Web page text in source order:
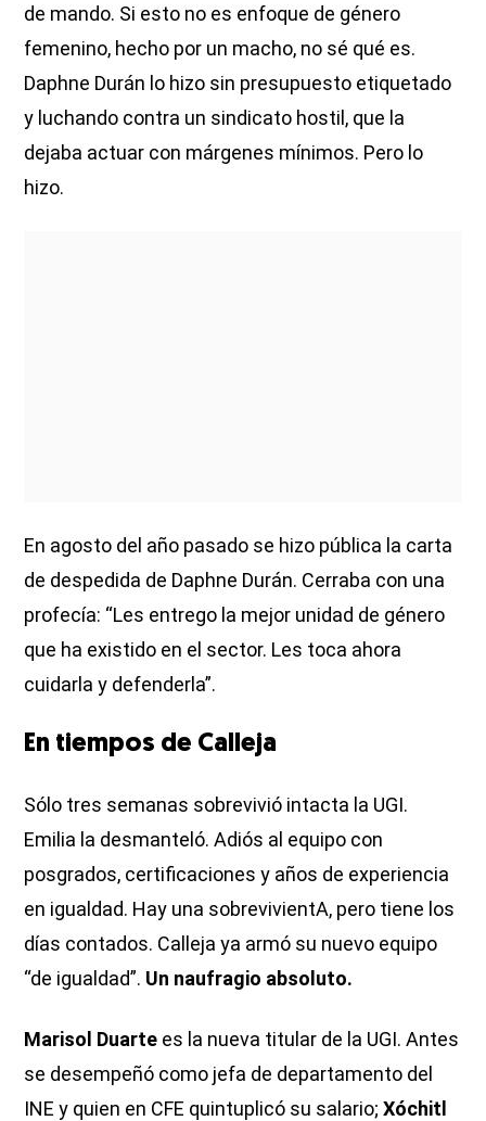
de mando. Si esto no es enfoque de género
femenino, hecho por un macho, no sé qué es.
Daphne Durán lo hizo sin presupuesto etiquetado
y luchando contra un sindicato hostil, que la
dejaba actuar con márgenes mínimos. Pero lo
hizo.
En agosto del año pasado se hizo pública la carta
de despedida de Daphne Durán. Cerraba con una
profecía: “Les entrego la mejor unidad de género
que ha existido en el sector. Les toca ahora
cuidarla y defenderla”.
En tiempos de Calleja
Sólo tres semanas sobrevivió intacta la UGI.
Emilia la desmanteló. Adiós al equipo con
posgrados, certificaciones y años de experiencia
en igualdad. Hay una sobrevivientA, pero tiene los
días contados. Calleja ya armó su nuevo equipo
“de igualdad”. Un naufragio absoluto.
Marisol Duarte es la nueva titular de la UGI. Antes
se desempeñó como jefa de departamento del
INE y quien en CFE quintuplicó su salario;Xóchitl